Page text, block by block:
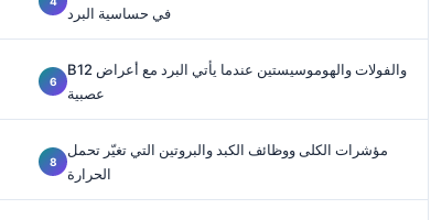
في حساسية البرد
B12 والفولات والهوموسيستين عندما يأتي البرد مع أعراض
عصبية
مؤشرات الكلى ووظائف الكبد والبروتين التي تغيّر تحمل
الحرارة